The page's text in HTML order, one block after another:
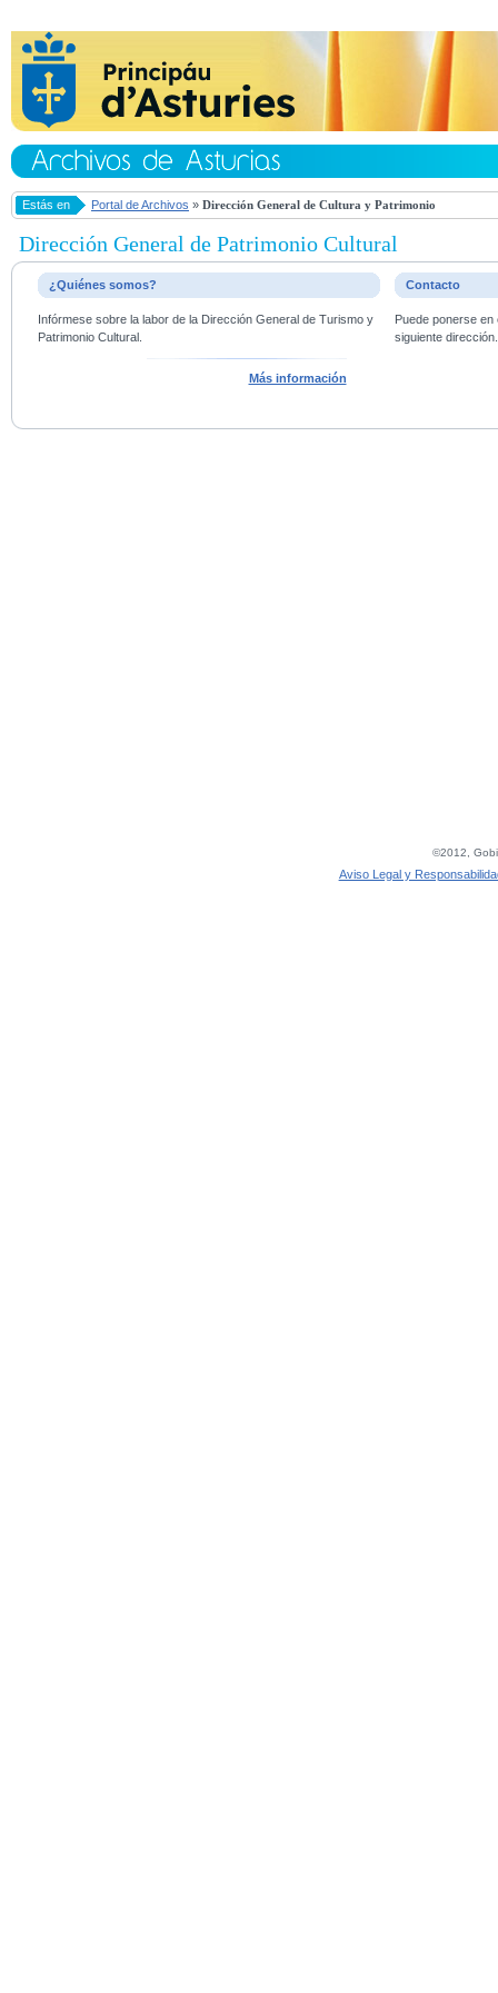
Estás en Portal de Archivos » Dirección General de Cultura y Patrimonio
Dirección General de Patrimonio Cultural
¿Quiénes somos?
Infórmese sobre la labor de la Dirección General de Turismo y
Patrimonio Cultural.
Más información
Contacto
Puede ponerse
siguiente dirección.
©2012,
Aviso Legal y